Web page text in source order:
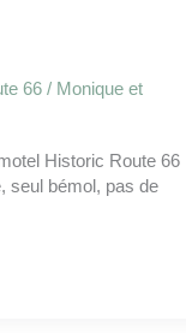
66/ Monique et
Historic Route 66
seul bémol, pas de